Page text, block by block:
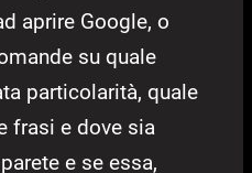
aprire Google, o
su quale
particolarità, quale
frasi e dove sia
e se essa,